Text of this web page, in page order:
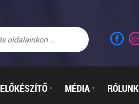
ELŐKÉSZÍTŐ ▼ MÉDIA ▼ RÓLUNK